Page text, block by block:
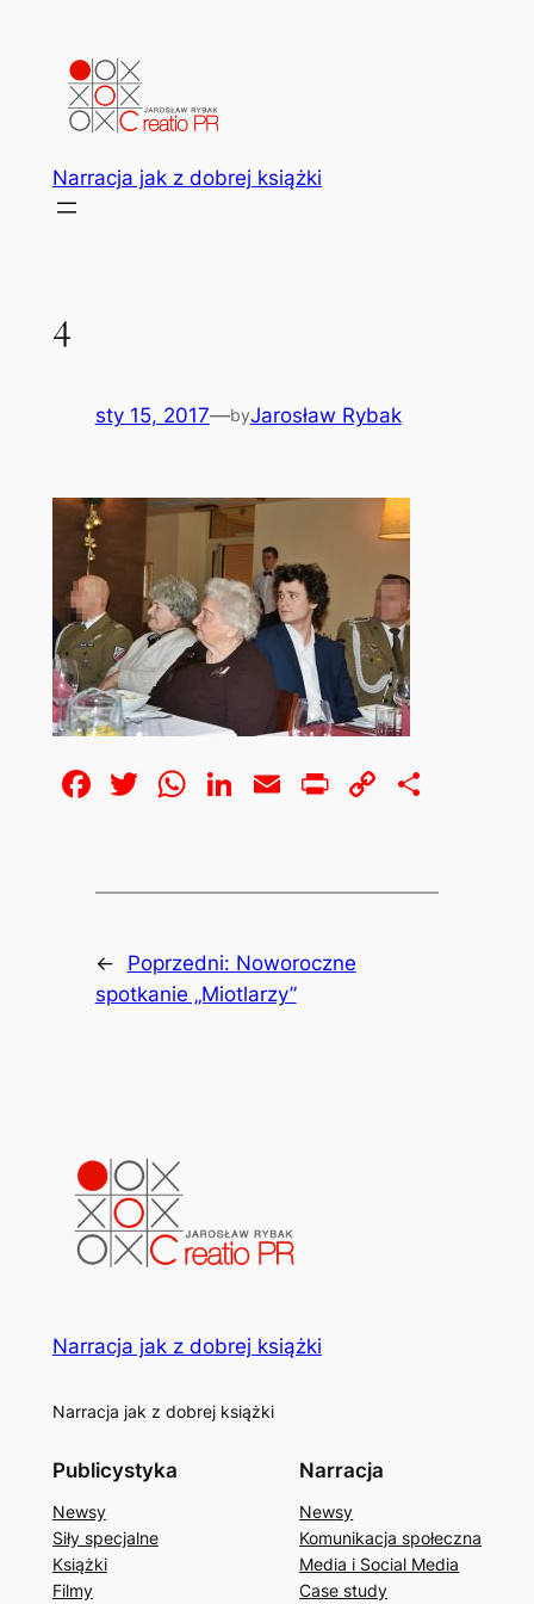
Narracja jak z dobrej książki
4
sty 15, 2017—byJarosław Rybak
Facebook
Twitter
WhatsApp
LinkedIn
EmailPrintCopy
← Poprzedni: Noworoczne
spotkanie „Miotlarzy”
Narracja jak z dobrej książki
Narracja jak z dobrej książki
Publicystyka
Newsy
Siły specjalne
Książki
Filmy
Narracja
Newsy
Komunikacja społeczna
Media i Social Media
Case study